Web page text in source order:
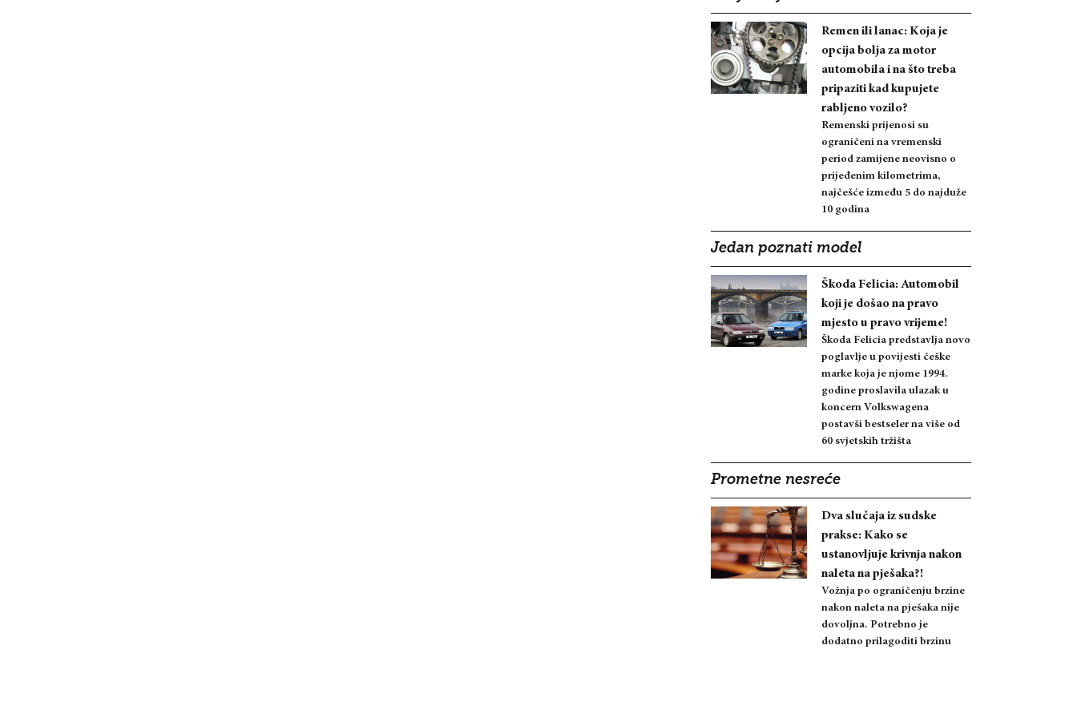
Remen ili lanac: Koja je
opcija bolja za motor
automobila i na što treba
pripaziti kad kupujete
rabljeno vozilo?
Remenski prijenosi su
ograničeni na vremenski
period zamijene neovisno o
prijeđenim kilometrima,
najčešće između 5 do najduže
10 godina
Jedan poznati model
Škoda Felicia: Automobil
koji je došao na pravo
mjesto u pravo vrijeme!
Škoda Felicia predstavlja novo
poglavlje u povijesti češke
marke koja je njome 1994.
godine proslavila ulazak u
koncern Volkswagena
postavši bestseler na više od
60 svjetskih tržišta
Prometne nesreće
Dva slučaja iz sudske
prakse: Kako se
ustanovljuje krivnja nakon
naleta na pješaka?!
Vožnja po ograničenju brzine
nakon naleta na pješaka nije
dovoljna. Potrebno je
dodatno prilagoditi brzinu